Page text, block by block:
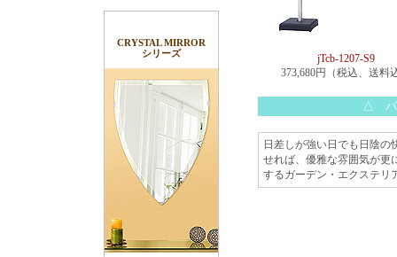
CRYSTAL MIRROR
シリーズ
jTcb-1207-S9
373,680円（税込、送料
△ パ
日差しが強い日でも日陰の
せれば、優雅な雰囲気が更
するガーデン・エクステリ